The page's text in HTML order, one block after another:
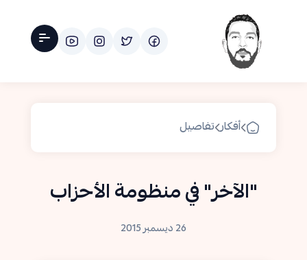
أفكار تفاصيل
"الآخر" في منظومة الأحزاب
26 ديسمبر 2015